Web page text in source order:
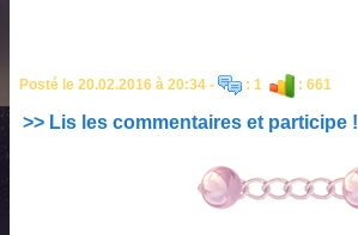
Posté le 20.02.2016 à 20:34 - : 1 : 661
>> Lis les commentaires et participe !